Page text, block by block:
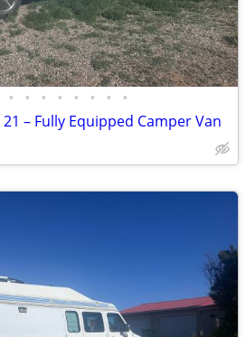
• • • • • • • •
– Fully Equipped Camper Van